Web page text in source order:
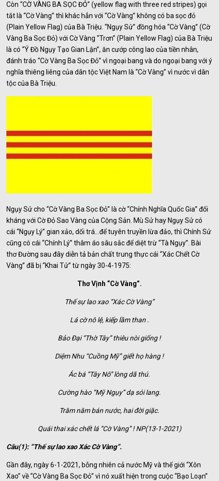
Còn “CỜ VÀNG BA SỌC ĐỎ” (yellow flag with three red stripes) gọi
tắt là “Cờ Vàng” thì khác hẳn với “Cờ Vàng” không có ba sọc đỏ
(Plain Yellow Flag) của Bà Triệu. “Ngụy Sử” đồng hóa “Cờ Vàng” (Cờ
Vàng Ba Sọc Đỏ) với Cờ Vàng “Trơn” (Plain Yellow Flag) của Bà Triệu
là có “Ý Đồ Ngụy Tạo Gian Lận”, ăn cướp công lao của tiền nhân,
đánh tráo “Cờ Vàng Ba Sọc Đỏ” vì ngoại bang và do ngoại bang với ý
nghĩa thiêng liêng của dân tộc Việt Nam là “Cờ Vàng” vì nước vì dân
tộc của Bà Triệu.
Ngụy Sử cho “Cờ Vàng Ba Sọc Đỏ” là cờ “Chính Nghĩa Quốc Gia” đối
kháng với Cờ Đỏ Sao Vàng của Cộng Sản. Mù Sử hay Ngụy Sử có
cái “Ngụy Lý” gian xảo, dối trá…để tuyên truyền lừa đảo, thì Chính Sử
cũng có cái “Chính Lý” thâm áo sâu sắc để diệt trừ “Tà Ngụy”. Bài
thơ Đường sau đây diễn tả bản chất trung thực cái “Xác Chết Cờ
Vàng” đã bị “Khai Tử” từ ngày 30-4-1975:
Thơ Vịnh “Cờ Vàng”.
Thế sự lao xao “Xác Cờ Vàng”
Lá cờ nô lệ, kiếp lầm than .
Bảo Đại “Thờ Tây” thiêu nòi giống !
Diệm Nhu “Cuồng Mỹ” giết họ hàng !
Ác bá “Tây Nô” lòng dã thú.
Cường hào “Mỹ Ngụy” dạ sói lang.
Trăm năm bán nước, hai đời giặc.
Quái thai xác chết lá “Cờ Vàng” ! NP(13-1-2021)
Câu(1): “Thế sự lao xao Xác Cờ Vàng”.
Gần đây, ngày 6-1-2021, bỗng nhiên cả nước Mỹ và thế giới “Xôn
Xao” về “Cờ Vàng Ba Sọc Đỏ” vì nó xuất hiện trong cuộc “Bạo Loạn”